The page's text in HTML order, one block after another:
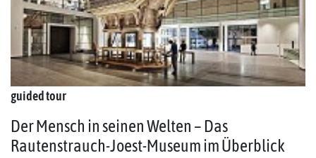
guided tour
Der Mensch in seinen Welten – Das
Rautenstrauch-Joest-Museum im Überblick